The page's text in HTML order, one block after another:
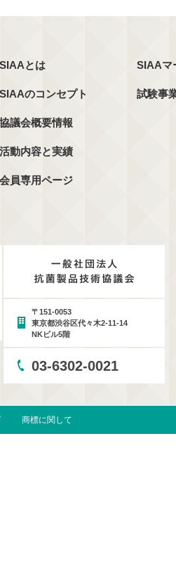
SIAAとは
SIAAのコンセプト
協議会概要情報
活動内容と実績
会員専用ページ
SIAAマ
試験事
〒151-0053
東京都渋谷区代々木2-11-14
NKビル5階
03-6302-0021
商標に関して